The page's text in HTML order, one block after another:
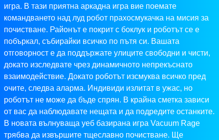
игра. В тази приятна аркадна игра вие поемате
командването над луд робот прахосмукачка на мисия за
почистване. Районът е покрит с боклук и роботът се е
побъркал, събирайки всичко по пътя си. Вашата
отговорност е да поддържате улиците свободни и чисти,
докато изследвате чрез динамичното непрекъснато
взаимодействие. Докато роботът изсмуква всичко пред
очите, следва аларма. Индивиди излитат в ужас, но
роботът не може да бъде спрян. В крайна сметка зависи
от вас да наблюдавате нещата и да подредите останките.
В новата вълнуваща уеб базирана игра Vacuum Rage
трябва да извършите тщеславно почистване. Ще